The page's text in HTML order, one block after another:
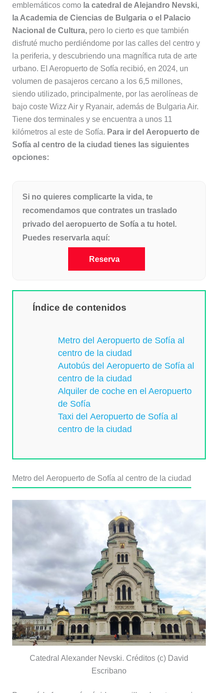
emblemáticos comola catedral de Alejandro Nevski,
la Academia de Ciencias de Bulgaria o el Palacio
Nacional de Cultura, pero lo cierto es que también
disfruté mucho perdiéndome por las calles del centro y
la periferia, y descubriendo una magnífica ruta de arte
urbano. El Aeropuerto de Sofía recibió, en 2024, un
volumen de pasajeros cercano a los 6,5 millones,
siendo utilizado, principalmente, por las aerolíneas de
bajo coste Wizz Air y Ryanair, además de Bulgaria Air.
Tiene dos terminales y se encuentra a unos 11
kilómetros al este de Sofía. Para ir del Aeropuerto de
Sofía al centro de la ciudad tienes las siguientes
opciones:
Si no quieres complicarte la vida, te
recomendamos que contrates un traslado
privado del aeropuerto de Sofía a tu hotel.
Puedes reservarla aquí:
Reserva
Índice de contenidos
Metro del Aeropuerto de Sofía al
centro de la ciudad
Autobús del Aeropuerto de Sofía al
centro de la ciudad
Alquiler de coche en el Aeropuerto
de Sofía
Taxi del Aeropuerto de Sofía al
centro de la ciudad
Metro del Aeropuerto de Sofía al centro de la ciudad
Catedral Alexander Nevski. Créditos (c) David
Escribano